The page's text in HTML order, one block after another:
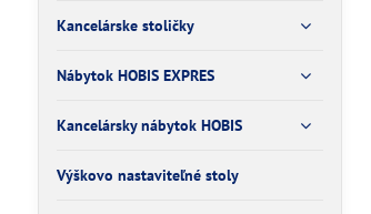
Kancelárske stoličky
Nábytok HOBIS EXPRES
Kancelársky nábytok HOBIS
Výškovo nastaviteľné stoly